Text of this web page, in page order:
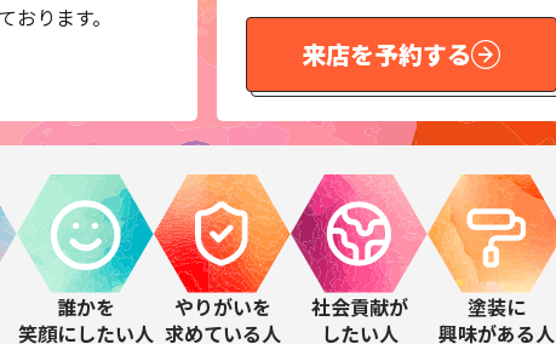
ります。
来店を予約する
誰かを
笑顔にしたい人
やりがいを
求めている人
社会貢献が
したい人
塗装に
興味がある人